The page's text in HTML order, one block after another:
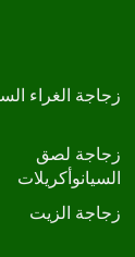
زجاجة الغراء
زجاجة لصق
السيانوأكريلات
زجاجة الزيت